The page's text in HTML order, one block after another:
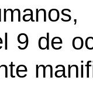
9 de